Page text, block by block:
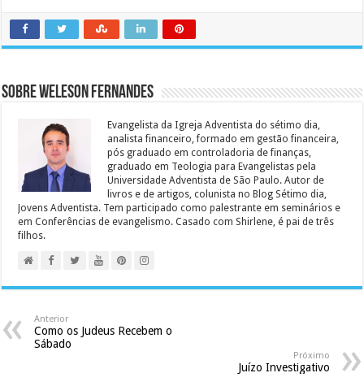
Sobre Weleson Fernandes
Evangelista da Igreja Adventista do sétimo dia,
analista financeiro, formado em gestão financeira,
pós graduado em controladoria de finanças,
graduado em Teologia para Evangelistas pela
Universidade Adventista de São Paulo. Autor de
livros e de artigos, colunista no Blog Sétimo dia,
Jovens Adventista. Tem participado como palestrante em seminários e
em Conferências de evangelismo. Casado com Shirlene, é pai de três
filhos.
Anterior
Como os Judeus Recebem o
Sábado
Próximo
Juízo Investigativo